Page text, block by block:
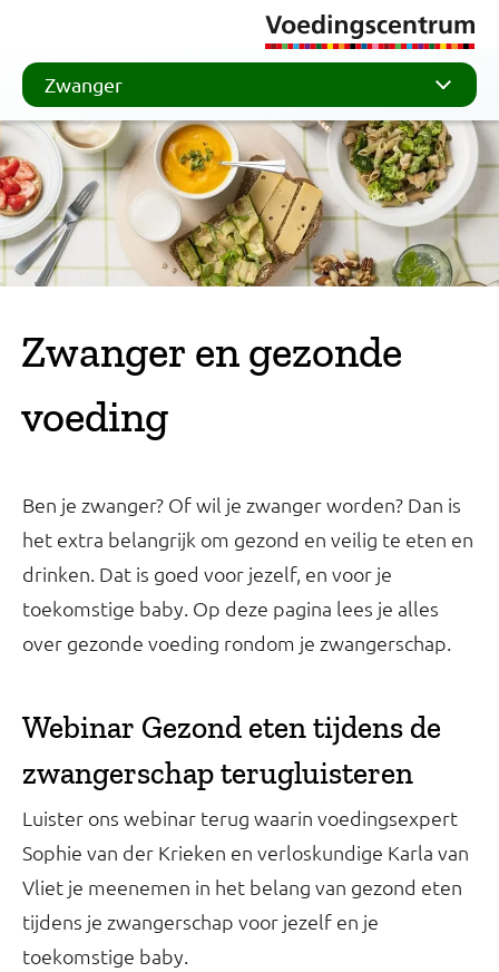
Zwanger en gezonde
voeding
Zwanger
Ben je zwanger? Of wil je zwanger worden? Dan is
het extra belangrijk om gezond en veilig te eten en
drinken. Dat is goed voor jezelf, en voor je
toekomstige baby. Op deze pagina lees je alles
over gezonde voeding rondom je zwangerschap.
Webinar Gezond eten tijdens de
zwangerschap terugluisteren
Luister ons webinar terug waarin voedingsexpert
Sophie van der Krieken en verloskundige Karla van
Vliet je meenemen in het belang van gezond eten
tijdens je zwangerschap voor jezelf en je
toekomstige baby.